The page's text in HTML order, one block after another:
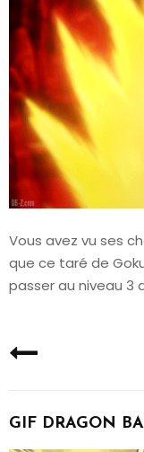
Vous avez vu ses
que ce taré de
passer au niveau 3
GIF DRAGON